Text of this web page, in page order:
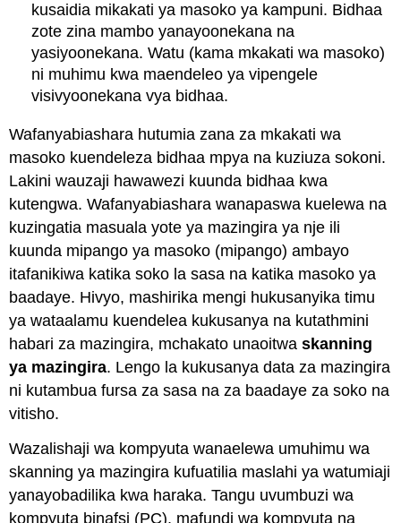
kusaidia mikakati ya masoko ya kampuni. Bidhaa
zote zina mambo yanayoonekana na
yasiyoonekana. Watu (kama mkakati wa masoko)
ni muhimu kwa maendeleo ya vipengele
visivyoonekana vya bidhaa.
Wafanyabiashara hutumia zana za mkakati wa
masoko kuendeleza bidhaa mpya na kuziuza sokoni.
Lakini wauzaji hawawezi kuunda bidhaa kwa
kutengwa. Wafanyabiashara wanapaswa kuelewa na
kuzingatia masuala yote ya mazingira ya nje ili
kuunda mipango ya masoko (mipango) ambayo
itafanikiwa katika soko la sasa na katika masoko ya
baadaye. Hivyo, mashirika mengi hukusanyika timu
ya wataalamu kuendelea kukusanya na kutathmini
habari za mazingira, mchakato unaoitwaskanning
ya mazingira. Lengo la kukusanya data za mazingira
ni kutambua fursa za sasa na za baadaye za soko na
vitisho.
Wazalishaji wa kompyuta wanaelewa umuhimu wa
skanning ya mazingira kufuatilia maslahi ya watumiaji
yanayobadilika kwa haraka. Tangu uvumbuzi wa
kompyuta binafsi (PC), mafundi wa kompyuta na